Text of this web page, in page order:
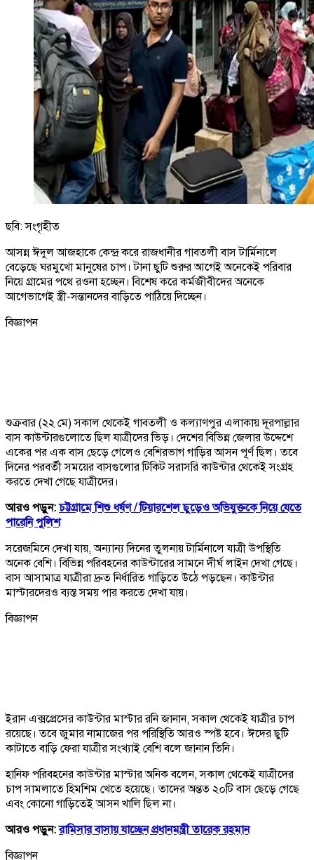
ছবি: সংগৃহীত
আসন্ন ঈদুল আজহাকে কেন্দ্র করে রাজধানীর গাবতলী বাস টার্মিনালে
বেড়েছে ঘরমুখো মানুষের চাপ। টানা ছুটি শুরুর আগেই অনেকেই পরিবার
নিয়ে গ্রামের পথে রওনা হচ্ছেন। বিশেষ করে কর্মজীবীদের অনেকে
আগেভাগেই স্ত্রী-সন্তানদের বাড়িতে পাঠিয়ে দিচ্ছেন।
বিজ্ঞাপন
শুক্রবার (২২ মে) সকাল থেকেই গাবতলী ও কল্যাণপুর এলাকায় দূরপাল্লার
বাস কাউন্টারগুলোতে ছিল যাত্রীদের ভিড়। দেশের বিভিন্ন জেলার উদ্দেশে
একের পর এক বাস ছেড়ে গেলেও বেশিরভাগ গাড়ির আসন পূর্ণ ছিল। তবে
দিনের পরবর্তী সময়ের বাসগুলোর টিকিট সরাসরি কাউন্টার থেকেই সংগ্রহ
করতে দেখা গেছে যাত্রীদের।
আরও পড়ুন:চট্টগ্রামে শিশু ধর্ষণ / টিয়ারশেল ছুড়েও অভিযুক্তকে নিয়ে যেতে
পারেনি পুলিশ
সরেজমিনে দেখা যায়, অন্যান্য দিনের তুলনায় টার্মিনালে যাত্রী উপস্থিতি
অনেক বেশি। বিভিন্ন পরিবহনের কাউন্টারের সামনে দীর্ঘ লাইন দেখা গেছে।
বাস আসামাত্র যাত্রীরা দ্রুত নির্ধারিত গাড়িতে উঠে পড়ছেন। কাউন্টার
মাস্টারদেরও ব্যস্ত সময় পার করতে দেখা যায়।
বিজ্ঞাপন
ইরান এক্সপ্রেসের কাউন্টার মাস্টার রনি জানান, সকাল থেকেই যাত্রীর চাপ
রয়েছে। তবে জুমার নামাজের পর পরিস্থিতি আরও স্পষ্ট হবে। ঈদের ছুটি
কাটাতে বাড়ি ফেরা যাত্রীর সংখ্যাই বেশি বলে জানান তিনি।
হানিফ পরিবহনের কাউন্টার মাস্টার অনিক বলেন, সকাল থেকেই যাত্রীদের
চাপ সামলাতে হিমশিম খেতে হয়েছে। তাদের অন্তত ২০টি বাস ছেড়ে গেছে
এবং কোনো গাড়িতেই আসন খালি ছিল না।
আরও পড়ুন:রামিসার বাসায় যাচ্ছেন প্রধানমন্ত্রী তারেক রহমান
বিজ্ঞাপন